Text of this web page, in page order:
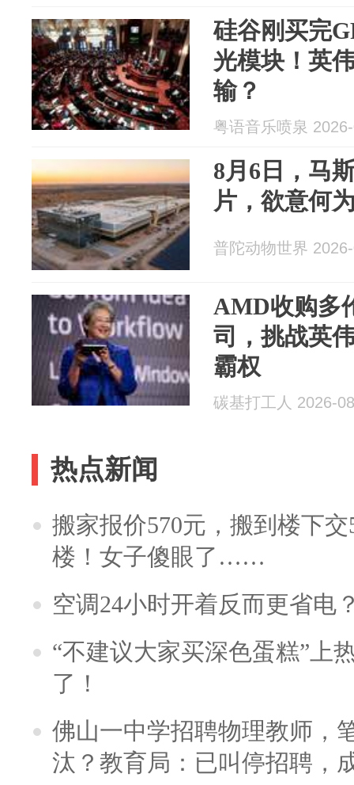
硅谷刚买完
光模块！英
输？
粤语音乐喷泉
8月6日，马
片，欲意何
普陀动物世界
AMD收购多
司，挑战英
霸权
碳基打工人 2026-
热点新闻
搬家报价570元，搬到楼下
楼！女子傻眼了……
空调24小时开着反而更省电
“不建议大家买深色蛋糕”上
了！
佛山一中学招聘物理教师，
汰？教育局：已叫停招聘，